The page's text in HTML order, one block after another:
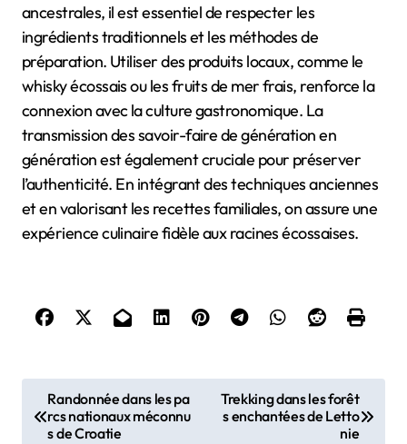
ancestrales, il est essentiel de respecter les
ingrédients traditionnels et les méthodes de
préparation. Utiliser des produits locaux, comme le
whisky écossais ou les fruits de mer frais, renforce la
connexion avec la culture gastronomique. La
transmission des savoir-faire de génération en
génération est également cruciale pour préserver
l’authenticité. En intégrant des techniques anciennes
et en valorisant les recettes familiales, on assure une
expérience culinaire fidèle aux racines écossaises.
Post navigation
Randonnée dans les pa
rcs nationaux méconnu
s de Croatie
Trekking dans les forêt
s enchantées de Letto
nie